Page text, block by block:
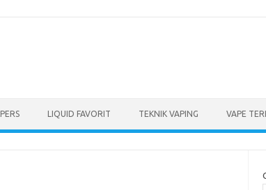
LIQUID FAVORIT TEKNIK VAPING VAPE